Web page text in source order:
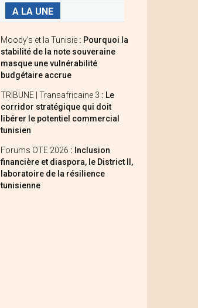
A LA UNE
Moody’s et la Tunisie : Pourquoi la
stabilité de la note souveraine
masque une vulnérabilité
budgétaire accrue
TRIBUNE | Transafricaine 3 : Le
corridor stratégique qui doit
libérer le potentiel commercial
tunisien
Forums OTE 2026 : Inclusion
financière et diaspora, le District II,
laboratoire de la résilience
tunisienne